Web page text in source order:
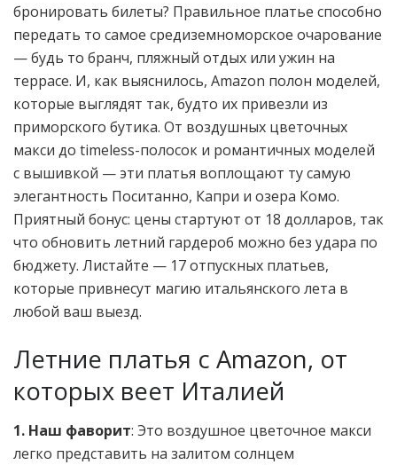
бронировать билеты? Правильное платье способно
передать то самое средиземноморское очарование
— будь то бранч, пляжный отдых или ужин на
террасе. И, как выяснилось, Amazon полон моделей,
которые выглядят так, будто их привезли из
приморского бутика. От воздушных цветочных
макси до timeless-полосок и романтичных моделей
с вышивкой — эти платья воплощают ту самую
элегантность Поситанно, Капри и озера Комо.
Приятный бонус: цены стартуют от 18 долларов, так
что обновить летний гардероб можно без удара по
бюджету. Листайте — 17 отпускных платьев,
которые привнесут магию итальянского лета в
любой ваш выезд.
Летние платья с Amazon, от
которых веет Италией
1. Наш фаворит: Это воздушное цветочное макси
легко представить на залитом солнцем